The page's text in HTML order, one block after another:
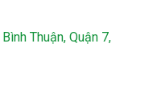
Thuận, Quận 7,